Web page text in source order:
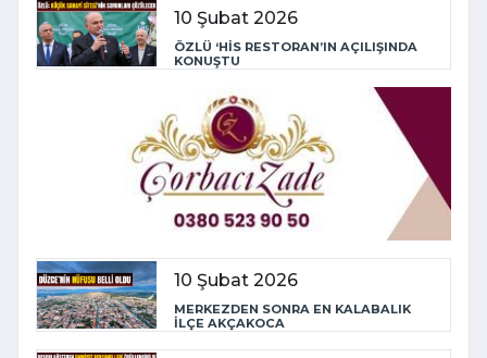
10 Şubat 2026
ÖZLÜ ‘HİS RESTORAN’IN AÇILIŞINDA
KONUŞTU
10 Şubat 2026
MERKEZDEN SONRA EN KALABALIK
İLÇE AKÇAKOCA